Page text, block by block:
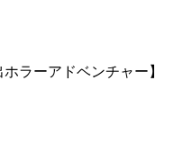
ラーアドベンチャー】